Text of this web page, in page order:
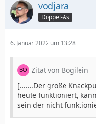
vodjara
Doppel-As
6. Januar 2022 um 13:28
Zitat von Bogilein
[.......Der große
heute funktioniert,
sein der nicht